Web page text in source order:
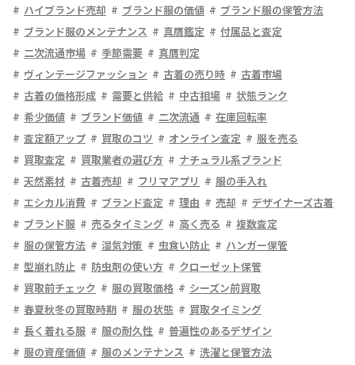
ハイブランド売却
ブランド服の価値
ブランド服の保管方法
ブランド服のメンテナンス
真贋鑑定
付属品と査定
二次流通市場
季節需要
真贋判定
ヴィンテージファッション
古着の売り時
古着市場
古着の価格形成
需要と供給 中古相場
状態ランク
希少価値
ブランド価値 二次流通
在庫回転率
査定額アップ
買取のコツ オンライン査定
服を売る
買取査定
買取業者の選び方
ナチュラル系ブランド
天然素材
古着売却 フリマアプリ
服の手入れ
エシカル消費
ブランド査定 理由 売却
デザイナーズ古着
ブランド服
売るタイミング 高く売る
複数査定
服の保管方法
湿気対策 虫食い防止
ハンガー保管
型崩れ防止
防虫剤の使い方
クローゼット保管
買取前チェック
服の買取価格
シーズン前買取
春夏秋冬の買取時期
服の状態
買取タイミング
長く着れる服
服の耐久性
普遍性のあるデザイン
服の資産価値
服のメンテナンス
洗濯と保管方法